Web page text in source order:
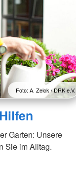
Foto: A. Zelck / DRK e.V.
Garten: Unsere
Sie im Alltag.